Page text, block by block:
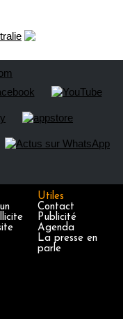
Utiles
Contact
Publicité
Agenda
La presse en
parle